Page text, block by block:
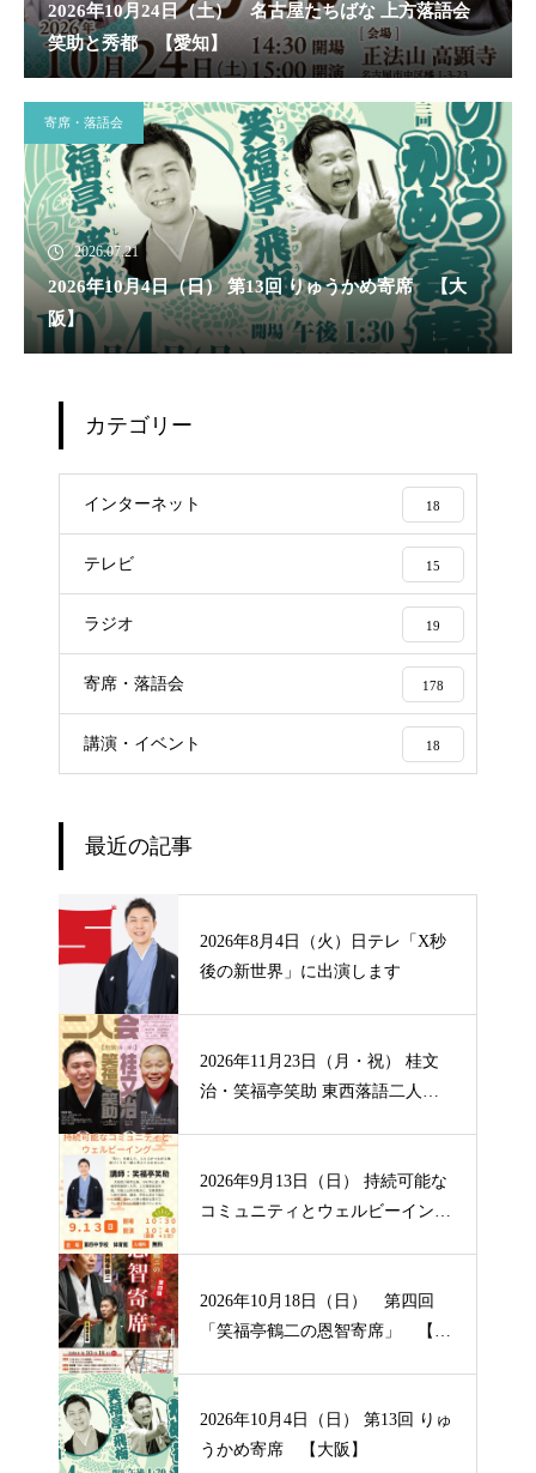
2026年10月24日（土） 名古屋たちばな 上方落語会
笑助と秀都 【愛知】
寄席・落語会
2026.07.21
2026年10月4日（日） 第13回 りゅうかめ寄席 【大
阪】
カテゴリー
インターネット 18
テレビ 15
ラジオ 19
寄席・落語会 178
講演・イベント 18
最近の記事
2026年8月4日（火）日テレ「X秒
後の新世界」に出演します
2026年11月23日（月・祝） 桂文
治・笑福亭笑助 東西落語二人
2026年9月13日（日） 持続可能な
コミュニティとウェルビーイン
2026年10月18日（日） 第四回
「笑福亭鶴二の恩智寄席」 【大
2026年10月4日（日） 第13回 りゅ
うかめ寄席 【大阪】